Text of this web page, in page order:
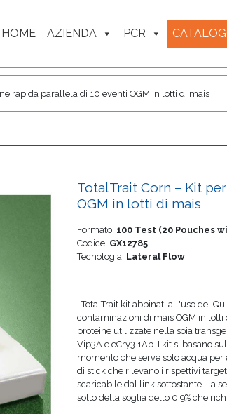
HOME AZIENDA PCR
rapida parallela di 10 eventi OGM in lotti di mais
TotalTrait Corn – Kit
OGM in lotti di mais
Formato: 100 Test (20 Pouches
Codice: GX12785
Tecnologia: Lateral Flow
I TotalTrait kit abbinati all'uso del
contaminazioni di mais OGM in
proteine utilizzate nella soia
Vip3A e eCry3.1Ab. I kit si basano
momento che serve solo acqua
di stick che rilevano i rispettivi
scaricabile dal link sottostante. La
sotto della soglia dello 0.9% che